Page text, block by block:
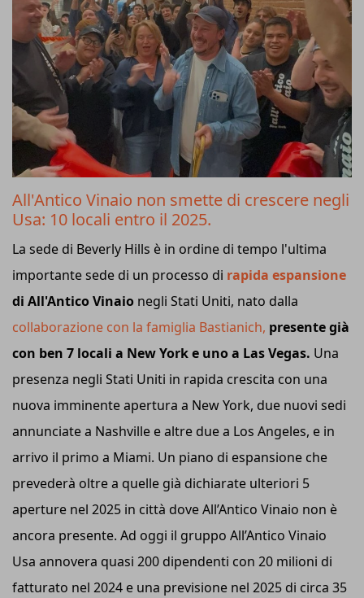
All'Antico Vinaio non smette di crescere negli
Usa: 10 locali entro il 2025.
La sede di Beverly Hills è in ordine di tempo l'ultima
importante sede di un processo di rapida espansione
di All'Antico Vinaio negli Stati Uniti, nato dalla
collaborazione con la famiglia Bastianich, presente già
con ben 7 locali a New York e uno a Las Vegas. Una
presenza negli Stati Uniti in rapida crescita con una
nuova imminente apertura a New York, due nuovi sedi
annunciate a Nashville e altre due a Los Angeles, e in
arrivo il primo a Miami. Un piano di espansione che
prevederà oltre a quelle già dichiarate ulteriori 5
aperture nel 2025 in città dove All’Antico Vinaio non è
ancora presente. Ad oggi il gruppo All’Antico Vinaio
Usa annovera quasi 200 dipendenti con 20 milioni di
fatturato nel 2024 e una previsione nel 2025 di circa 35